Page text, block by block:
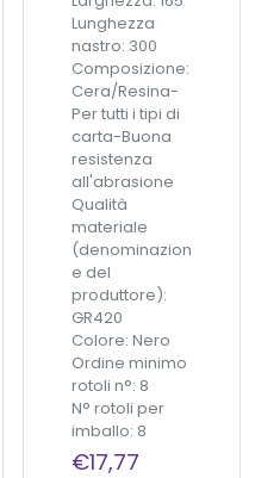
a
n
i
m
a
c
o
n
2
t
a
c
c
h
e
p
e
r
p
a
r
Lunghezza
nastro: 300
Composizione:
Cera/Resina-
Per tutti i tipi di
carta-Buona
resistenza
all'abrasione
Qualità
materiale
(denominazion
e del
produttore):
GR420
Colore: Nero
Ordine minimo
rotoli n°: 8
N° rotoli per
imballo: 8
€17,77